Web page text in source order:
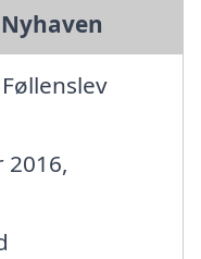
2016,